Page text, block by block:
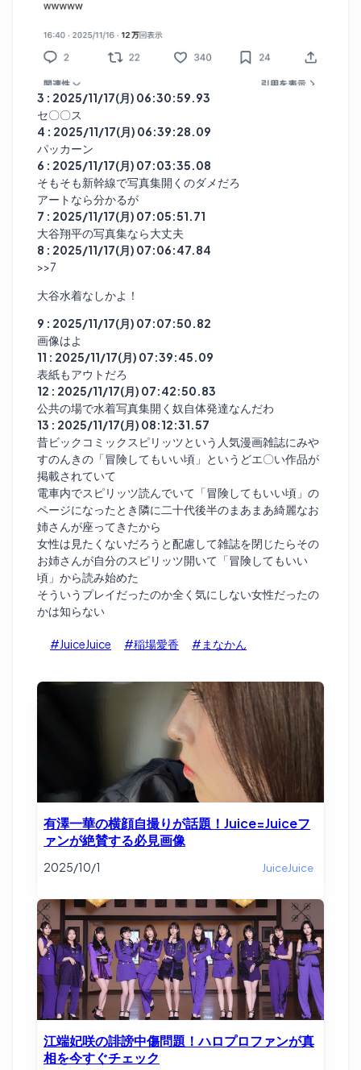
3 : 2025/11/17(月) 06:30:59.93
セ〇〇ス
4 : 2025/11/17(月) 06:39:28.09
パッカーン
6 : 2025/11/17(月) 07:03:35.08
そもそも新幹線で写真集開くのダメだろ
アートなら分かるが
7 : 2025/11/17(月) 07:05:51.71
大谷翔平の写真集なら大丈夫
8 : 2025/11/17(月) 07:06:47.84
>>7
大谷水着なしかよ！
9 : 2025/11/17(月) 07:07:50.82
画像はよ
11 : 2025/11/17(月) 07:39:45.09
表紙もアウトだろ
12 : 2025/11/17(月) 07:42:50.83
公共の場で水着写真集開く奴自体発達なんだわ
13 : 2025/11/17(月) 08:12:31.57
昔ビックコミックスピリッツという人気漫画雑誌にみや
すのんきの「冒険してもいい頃」というどエ〇い作品が
掲載されていて
電車内でスピリッツ読んでいて「冒険してもいい頃」の
ページになったとき隣に二十代後半のまあまあ綺麗なお
姉さんが座ってきたから
女性は見たくないだろうと配慮して雑誌を閉じたらその
お姉さんが自分のスピリッツ開いて「冒険してもいい
頃」から読み始めた
そういうプレイだったのか全く気にしない女性だったの
かは知らない
#JuiceJuice #稲場愛香 #まなかん
有澤一華の横顔自撮りが話題！Juice=Juiceフ
ァンが絶賛する必見画像
2025/10/1 JuiceJuice
江端妃咲の誹謗中傷問題！ハロプロファンが真
相を今すぐチェック